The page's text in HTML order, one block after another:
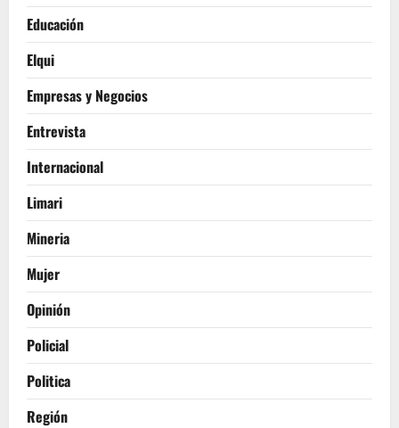
Educación
Elqui
Empresas y Negocios
Entrevista
Internacional
Limari
Mineria
Mujer
Opinión
Policial
Politica
Región